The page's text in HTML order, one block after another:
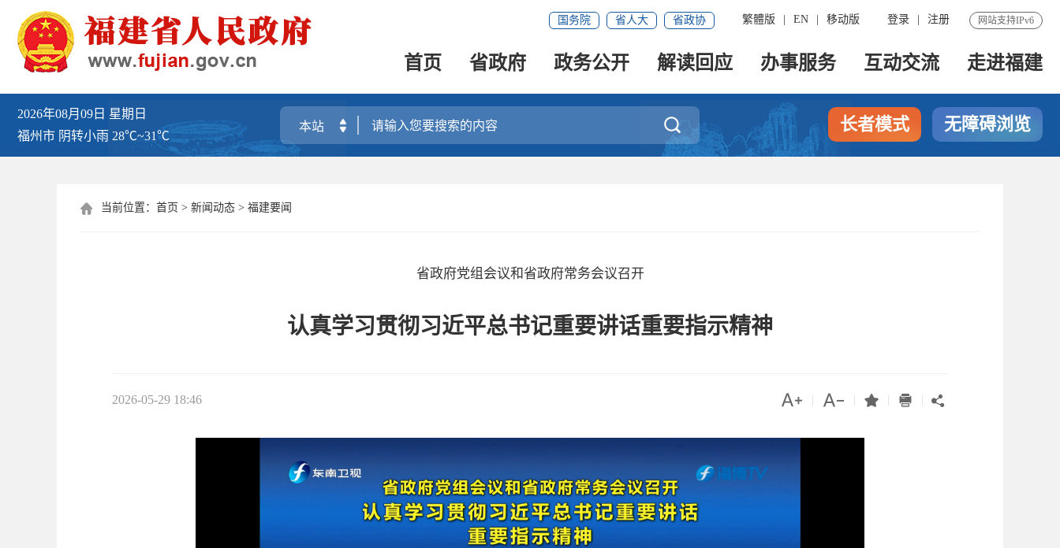
网站支持IPv6
登录 注册
繁體版 EN 移动版
国务院 省人大 省政协
首页 省政府 政务公开 解读回应 办事服务 互动交流 走进福建
2026年08月09日 星期日
福州市 阴转小雨 28℃~31℃
 长者模式 无障碍浏览
 当前位置： 首页 > 新闻动态 > 福建要闻
省政府党组会议和省政府常务会议召开
认真学习贯彻习近平总书记重要讲话重要指示精神
2026-05-29 18:46     